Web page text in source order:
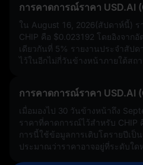
การคาดการณ์ราคา USD.AI
ใน August 16, 2026(สัปดาห์นี้)
CHIP คือ $0.023192 โดยอิงจากอั
เดียวกันที่ 5% รายงานประจำสัป
ไว้ในอีกไม่กี่วันข้างหน้าภายใต้สถ
การคาดการณ์ราคา USD.AI
เมื่อมองไป 30 วันข้างหน้าถึง
ราคาที่คาดการณ์ไว้สำหรับ CHIP
การนี้ใช้ข้อมูลการเติบโตรายปีเป็น
ประมาณว่าราคาอาจอยู่ที่ระดับใด